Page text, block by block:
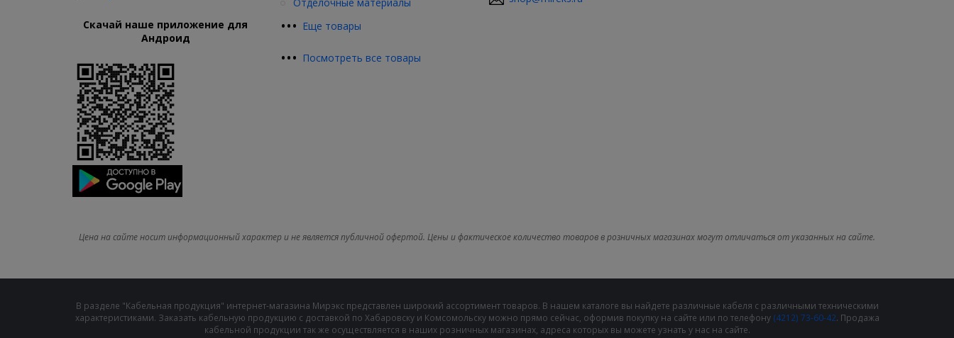
Скачай наше приложение для
Андроид
••• Еще товары
••• Посмотреть все товары
Цена на сайте носит информационный характер и не является публичной офертой. Цены и фактическое количество товаров в розничных магазинах могут отличаться от указанных на сайте.
В разделе "Кабельная продукция" интернет-магазина Мирэкс представлен широкий ассортимент товаров. В нашем каталоге вы найдете различные кабеля с различными техническими
характеристиками. Заказать кабельную продукцию с доставкой по Хабаровску и Комсомольску можно прямо сейчас, оформив покупку на сайте или по телефону (4212) 73-60-42. Продажа
кабельной продукции так же осуществляется в наших розничных магазинах, адреса которых вы можете узнать у нас на сайте.